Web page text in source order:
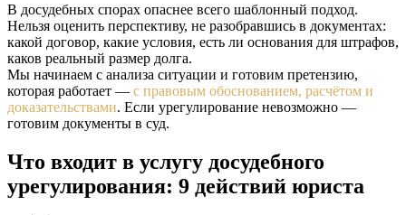
В досудебных спорах опаснее всего шаблонный подход.
Нельзя оценить перспективу, не разобравшись в документах:
какой договор, какие условия, есть ли основания для штрафов,
каков реальный размер долга.
Мы начинаем с анализа ситуации и готовим претензию,
которая работает — с правовым обоснованием, расчётом и
доказательствами. Если урегулирование невозможно —
готовим документы в суд.
Что входит в услугу досудебного
урегулирования: 9 действий юриста